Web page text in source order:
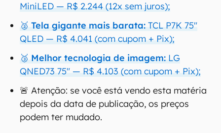
MiniLED — R$ 2.244 (12x sem juros);
🥈 Tela gigante mais barata: TCL P7K 75"
QLED — R$ 4.041 (com cupom + Pix);
🥉 Melhor tecnologia de imagem: LG
QNED73 75" — R$ 4.103 (com cupom + Pix);
🚨 Atenção: se você está vendo esta matéria
depois da data de publicação, os preços
podem ter mudado.